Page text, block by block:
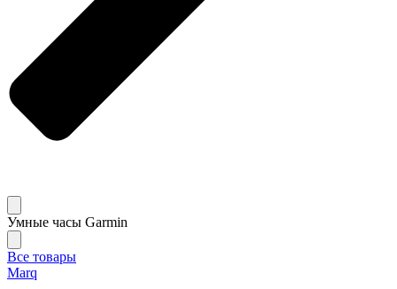
Умные часы Garmin
Все товары
Marq